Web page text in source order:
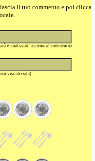
il tuo commento e poi clicca
visualizzato assieme al commento)
visualizzata)